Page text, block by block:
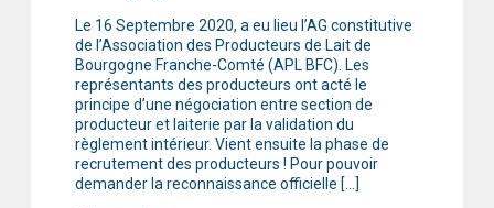
Le 16 Septembre 2020, a eu lieu l’AG constitutive
de l’Association des Producteurs de Lait de
Bourgogne Franche-Comté (APL BFC). Les
représentants des producteurs ont acté le
principe d’une négociation entre section de
producteur et laiterie par la validation du
règlement intérieur. Vient ensuite la phase de
recrutement des producteurs ! Pour pouvoir
demander la reconnaissance officielle […]